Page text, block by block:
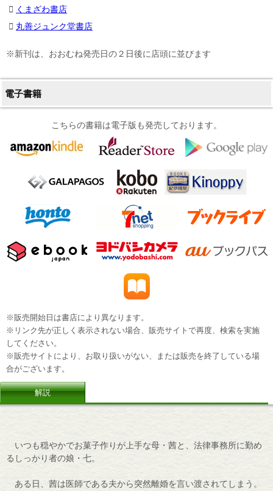
くまざわ書店
丸善ジュンク堂書店
※新刊は、おおむね発売日の２日後に店頭に並びます
電子書籍
こちらの書籍は電子版も発売しております。
※販売開始日は書店により異なります。
※リンク先が正しく表示されない場合、販売サイトで再度、検索を実施
してください。
※販売サイトにより、お取り扱いがない、または販売を終了している場
合がございます。
解説
いつも穏やかでお菓子作りが上手な母・茜と、法律事務所に勤め
るしっかり者の娘・七。
ある日、茜は医師である夫から突然離婚を言い渡されてしまう。